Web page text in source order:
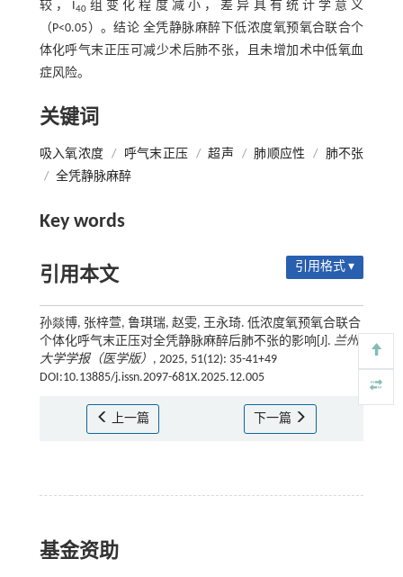
较，I40组变化程度减小，差异具有统计学意义
（P<0.05）。结论 全凭静脉麻醉下低浓度氧预氧合联合个
体化呼气末正压可减少术后肺不张，且未增加术中低氧血
症风险。
关键词
吸入氧浓度 / 呼气末正压 / 超声 / 肺顺应性 / 肺不张
/ 全凭静脉麻醉
Key words
引用本文 引用格式 ▾
孙燚博, 张梓萱, 鲁琪瑞, 赵雯, 王永琦. 低浓度氧预氧合联合
个体化呼气末正压对全凭静脉麻醉后肺不张的影响[J]. 兰州
大学学报（医学版） , 2025, 51(12): 35-41+49
DOI:10.13885/j.issn.2097-681X.2025.12.005
上一篇 下一篇
基金资助